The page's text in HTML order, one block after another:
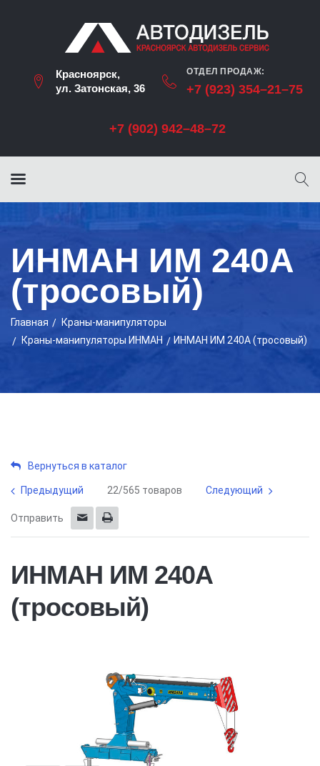
Красноярск,
ул. Затонская, 36
ОТДЕЛ ПРОДАЖ:
+7 (923) 354–21–75
+7 (902) 942–48–72
ИНМАН ИМ 240А
(тросовый)
Главная
Краны-манипуляторы
Краны-манипуляторы ИНМАН
ИНМАН ИМ 240А (тросовый)
Вернуться в каталог
Предыдущий 22/565 товаров Следующий
Отправить
ИНМАН ИМ 240А
(тросовый)